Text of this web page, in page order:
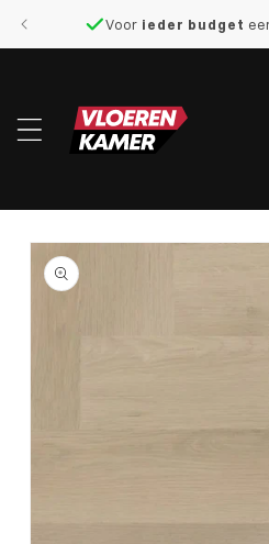
naar de
Voor ieder budget
direct naar